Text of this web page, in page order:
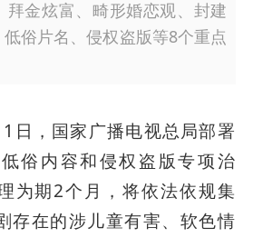
拜金炫富、畸形婚恋观、封建
俗片名、侵权盗版等8个重点
日，国家广播电视总局部署
俗内容和侵权盗版专项治
为期2个月，将依法依规集
存在的涉儿童有害、软色情